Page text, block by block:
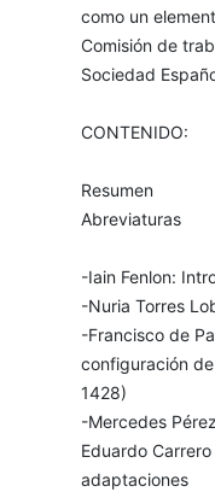
como un
Comisión de
Sociedad
CONTENIDO:
Resumen
Abreviaturas
-Iain Fenlon:
-Nuria Torres
-Francisco de
configuración
1428)
-Mercedes
Eduardo
adaptaciones